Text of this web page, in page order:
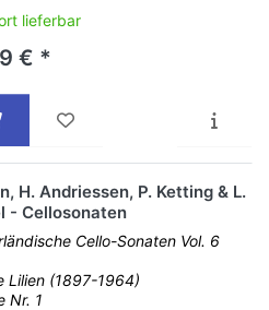
lieferbar
€ *
H. Andriessen, P. Ketting & L.
- Cellosonaten
Cello-Sonaten Vol. 6
Lilien (1897-1964)
Nr. 1